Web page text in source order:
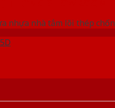
nhựa nhà tắm lõi thép